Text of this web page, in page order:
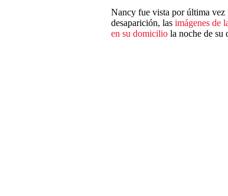
Nancy fue vista por última vez
desaparición, las imágenes de
en su domicilio la noche de su